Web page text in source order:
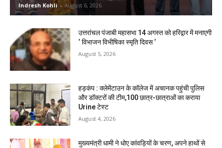
Indresh Kohli - August 6, 2026
उत्तरांचल पंजाबी महासभा 14 अगस्त को हरिद्वार में मनाएगी
‘ विभाजन विभीषिका स्मृति दिवस ‘
August 5, 2026
हड़कंप : क्लेमेंटाउन के कॉलेज में अचानक पहुंची पुलिस
और डॉक्टरों की टीम,100 छात्र-छात्राओं का कराया
Urine टेस्ट
August 4, 2026
मुख्यमंत्री धामी ने धोए कांवड़ियों के चरण, अपने हाथों से